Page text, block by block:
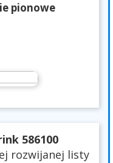
pionowe
586100
rozwijanej listy